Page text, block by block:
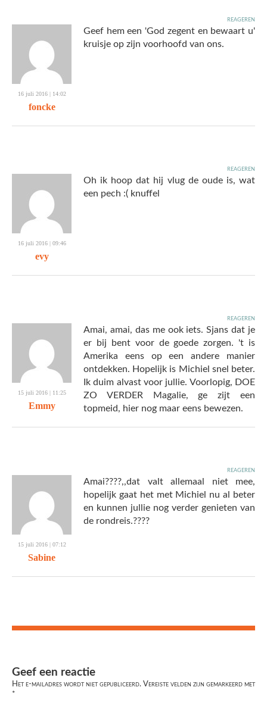
reageren
16 juli 2016 | 14:02
foncke
Geef hem een 'God zegent en bewaart u'
kruisje op zijn voorhoofd van ons.
reageren
16 juli 2016 | 09:46
evy
Oh ik hoop dat hij vlug de oude is, wat
een pech :( knuffel
reageren
15 juli 2016 | 11:25
Emmy
Amai, amai, das me ook iets. Sjans dat je
er bij bent voor de goede zorgen. 't is
Amerika eens op een andere manier
ontdekken. Hopelijk is Michiel snel beter.
Ik duim alvast voor jullie. Voorlopig, DOE
ZO VERDER Magalie, ge zijt een
topmeid, hier nog maar eens bewezen.
reageren
15 juli 2016 | 07:12
Sabine
Amai????,,dat valt allemaal niet mee,
hopelijk gaat het met Michiel nu al beter
en kunnen jullie nog verder genieten van
de rondreis.????
Geef een reactie
Het e-mailadres wordt niet gepubliceerd. Vereiste velden zijn gemarkeerd met
*